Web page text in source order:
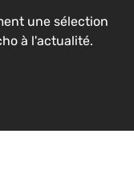
une sélection
à l'actualité.